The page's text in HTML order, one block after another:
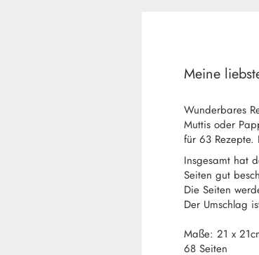
Meine
Wunderbares
Muttis oder
für 63
Insgesamt hat
Seiten gut
Die Seiten
Der Umschlag
Maße: 21 x
68 Seiten